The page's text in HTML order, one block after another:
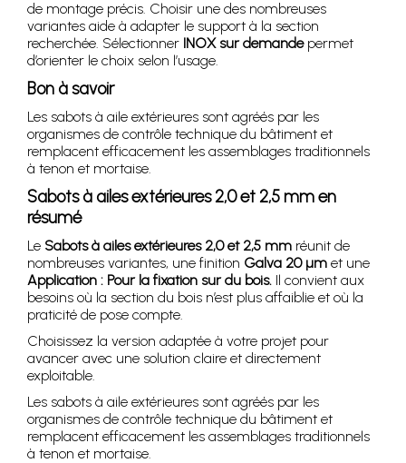
de montage précis. Choisir une des nombreuses
variantes aide à adapter le support à la section
recherchée. Sélectionner INOX sur demandepermet
d’orienter le choix selon l’usage.
Bon à savoir
Les sabots à aile extérieures sont agréés par les
organismes de contrôle technique du bâtiment et
remplacent efficacement les assemblages traditionnels
à tenon et mortaise.
Sabots à ailes extérieures 2,0 et 2,5 mm en
résumé
Le Sabots à ailes extérieures 2,0 et 2,5 mm réunit de
nombreuses variantes, une finition Galva 20 µm et une
Application : Pour la fixation sur du bois. Il convient aux
besoins où la section du bois n’est plus affaiblie et où la
praticité de pose compte.
Choisissez la version adaptée à votre projet pour
avancer avec une solution claire et directement
exploitable.
Les sabots à aile extérieures sont agréés par les
organismes de contrôle technique du bâtiment et
remplacent efficacement les assemblages traditionnels
à tenon et mortaise.